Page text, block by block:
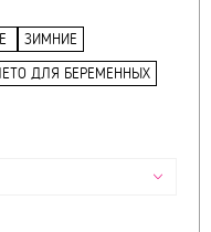
ЗИМНИЕ
ДЛЯ БЕРЕМЕННЫХ